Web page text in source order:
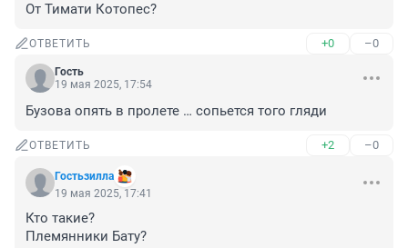
От Тимати Котопес?
ОТВЕТИТЬ +0 –0
Гость
19 мая 2025, 17:54
Бузова опять в пролете … сопьется того гляди
ОТВЕТИТЬ +2 –0
Гостьзилла
19 мая 2025, 17:41
Кто такие?
Племянники Бату?